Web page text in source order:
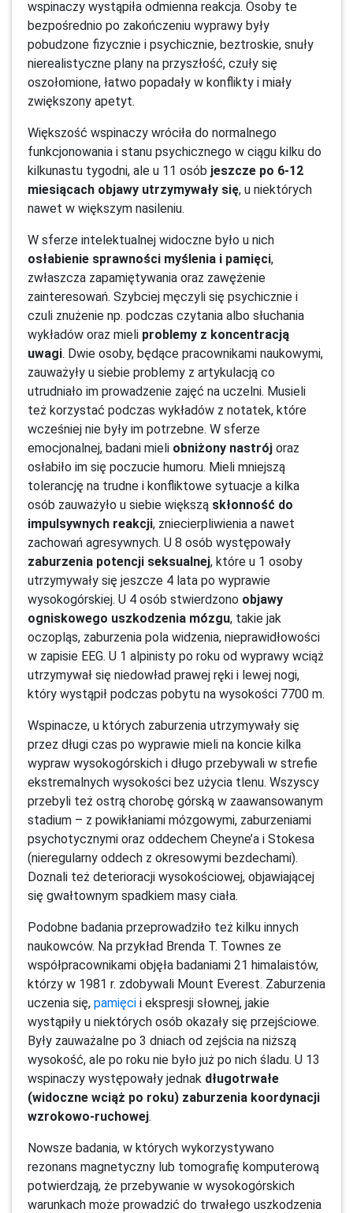
wspinaczy wystąpiła odmienna reakcja. Osoby te
bezpośrednio po zakończeniu wyprawy były
pobudzone fizycznie i psychicznie, beztroskie, snuły
nierealistyczne plany na przyszłość, czuły się
oszołomione, łatwo popadały w konflikty i miały
zwiększony apetyt.
Większość wspinaczy wróciła do normalnego
funkcjonowania i stanu psychicznego w ciągu kilku do
kilkunastu tygodni, ale u 11 osób jeszcze po 6-12
miesiącach objawy utrzymywały się, u niektórych
nawet w większym nasileniu.
W sferze intelektualnej widoczne było u nich
osłabienie sprawności myślenia i pamięci,
zwłaszcza zapamiętywania oraz zawężenie
zainteresowań. Szybciej męczyli się psychicznie i
czuli znużenie np. podczas czytania albo słuchania
wykładów oraz mieli problemy z koncentracją
uwagi. Dwie osoby, będące pracownikami naukowymi,
zauważyły u siebie problemy z artykulacją co
utrudniało im prowadzenie zajęć na uczelni. Musieli
też korzystać podczas wykładów z notatek, które
wcześniej nie były im potrzebne. W sferze
emocjonalnej, badani mieli obniżony nastrój oraz
osłabiło im się poczucie humoru. Mieli mniejszą
tolerancję na trudne i konfliktowe sytuacje a kilka
osób zauważyło u siebie większą skłonność do
impulsywnych reakcji, zniecierpliwienia a nawet
zachowań agresywnych. U 8 osób występowały
zaburzenia potencji seksualnej, które u 1 osoby
utrzymywały się jeszcze 4 lata po wyprawie
wysokogórskiej. U 4 osób stwierdzono objawy
ogniskowego uszkodzenia mózgu, takie jak
oczopląs, zaburzenia pola widzenia, nieprawidłowości
w zapisie EEG. U 1 alpinisty po roku od wyprawy wciąż
utrzymywał się niedowład prawej ręki i lewej nogi,
który wystąpił podczas pobytu na wysokości 7700 m.
Wspinacze, u których zaburzenia utrzymywały się
przez długi czas po wyprawie mieli na koncie kilka
wypraw wysokogórskich i długo przebywali w strefie
ekstremalnych wysokości bez użycia tlenu. Wszyscy
przebyli też ostrą chorobę górską w zaawansowanym
stadium – z powikłaniami mózgowymi, zaburzeniami
psychotycznymi oraz oddechem Cheyne’a i Stokesa
(nieregularny oddech z okresowymi bezdechami).
Doznali też deterioracji wysokościowej, objawiającej
się gwałtownym spadkiem masy ciała.
Podobne badania przeprowadziło też kilku innych
naukowców. Na przykład Brenda T. Townes ze
współpracownikami objęła badaniami 21 himalaistów,
którzy w 1981 r. zdobywali Mount Everest. Zaburzenia
uczenia się, pamięci i ekspresji słownej, jakie
wystąpiły u niektórych osób okazały się przejściowe.
Były zauważalne po 3 dniach od zejścia na niższą
wysokość, ale po roku nie było już po nich śladu. U 13
wspinaczy występowały jednak długotrwałe
(widoczne wciąż po roku) zaburzenia koordynacji
wzrokowo-ruchowej.
Nowsze badania, w których wykorzystywano
rezonans magnetyczny lub tomografię komputerową
potwierdzają, że przebywanie w wysokogórskich
warunkach może prowadzić do trwałego uszkodzenia